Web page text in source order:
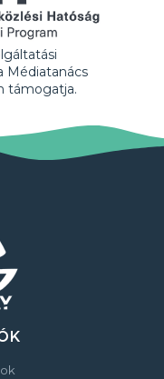
Médiatanács
támogatja.